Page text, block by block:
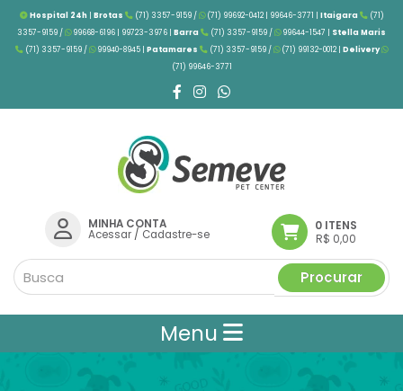
Hospital 24h| Brotas (71) 3357-9159 / (71) 99692-0412 | 99646-3771 | Itaigara
(71)
3357-9159 /
99668-6196 | 99723-3976 | Barra (71) 3357-9159 / 99644-1547 | Stella Maris
(71) 3357-9159 /
99940-8945 | Patamares (71) 3357-9159 / (71) 99132-0012 | Delivery
(71) 99646-3771
MINHA CONTA
Acessar/ Cadastre-se
0 ITENS
R$ 0,00
Procurar
Menu